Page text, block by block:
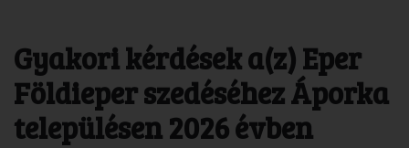
Gyakori kérdések a(z) Eper
Földieper szedéséhez Áporka
településen 2026 évben